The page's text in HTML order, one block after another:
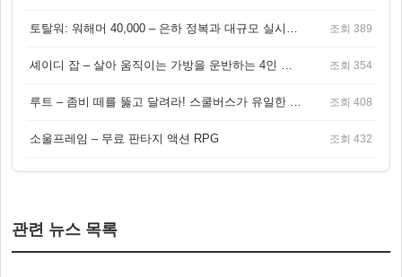
토탈워: 워해머 40,000 – 은하 정복과 대규모 실시간 전투가 결합된 전략 게임! 조회 389
셰이디 잡 – 살아 움직이는 가방을 운반하는 4인 협동 물리 어드벤처 게임 조회 354
루트 – 좀비 떼를 뚫고 달려라! 스쿨버스가 유일한 집이 되는 4인 협동 생존 게임 조회 408
소울프레임 – 무료 판타지 액션 RPG 조회 432
관련 뉴스 목록